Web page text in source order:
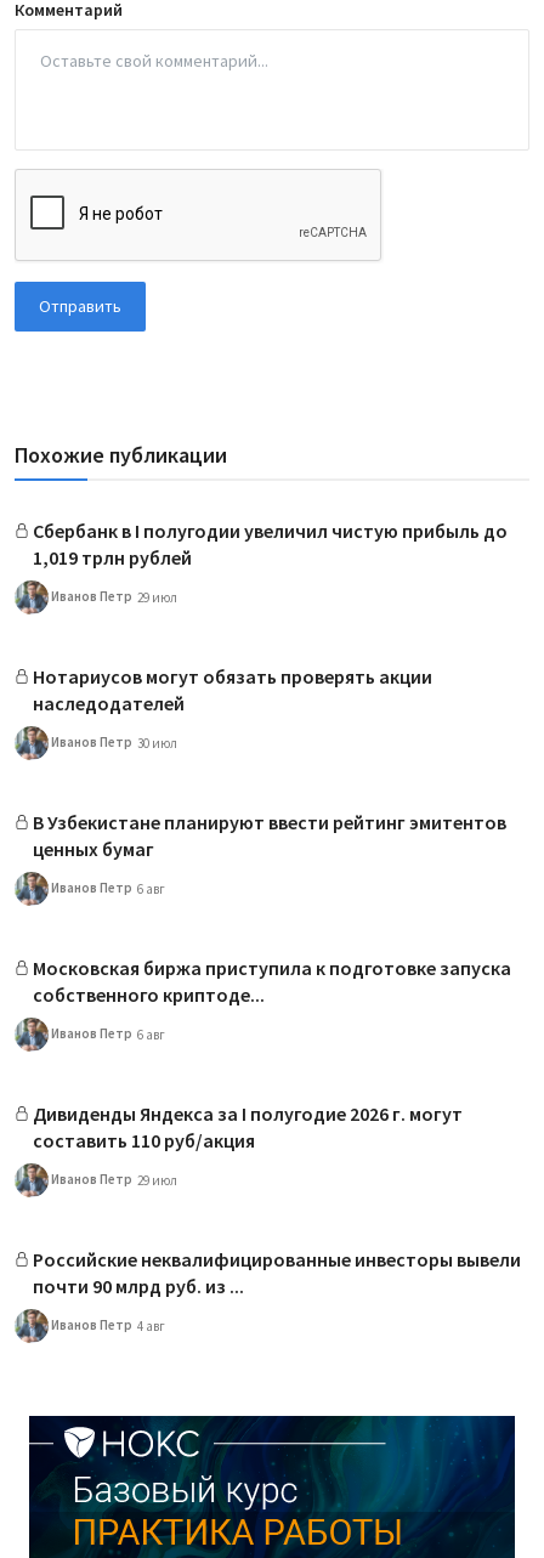
Комментарий
Отправить
Похожие публикации
Сбербанк в I полугодии увеличил чистую прибыль до
1,019 трлн рублей
Иванов Петр 29 июл
Нотариусов могут обязать проверять акции
наследодателей
Иванов Петр 30 июл
В Узбекистане планируют ввести рейтинг эмитентов
ценных бумаг
Иванов Петр 6 авг
Московская биржа приступила к подготовке запуска
собственного криптоде...
Иванов Петр 6 авг
Дивиденды Яндекса за I полугодие 2026 г. могут
составить 110 руб/акция
Иванов Петр 29 июл
Российские неквалифицированные инвесторы вывели
почти 90 млрд руб. из ...
Иванов Петр 4 авг